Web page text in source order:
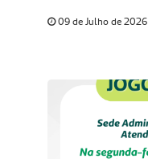
09 de Julho de 2026